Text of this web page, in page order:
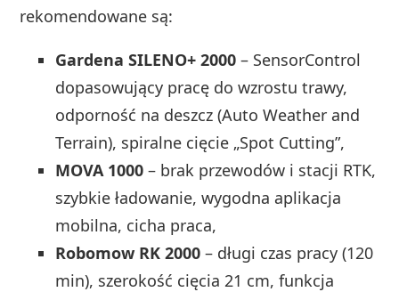
rekomendowane są:
Gardena SILENO+ 2000 – SensorControl
dopasowujący pracę do wzrostu trawy,
odporność na deszcz (Auto Weather and
Terrain), spiralne cięcie „Spot Cutting”,
MOVA 1000 – brak przewodów i stacji RTK,
szybkie ładowanie, wygodna aplikacja
mobilna, cicha praca,
Robomow RK 2000 – długi czas pracy (120
min), szerokość cięcia 21 cm, funkcja